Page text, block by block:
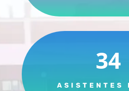
34
ASISTENTES